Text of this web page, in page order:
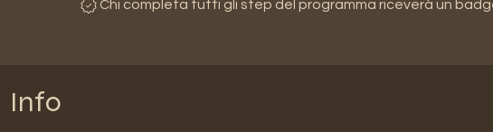
Chi completa tutti gli step del programma riceverà un
Info